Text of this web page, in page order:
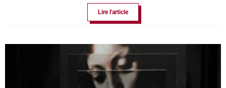
Lire l'article